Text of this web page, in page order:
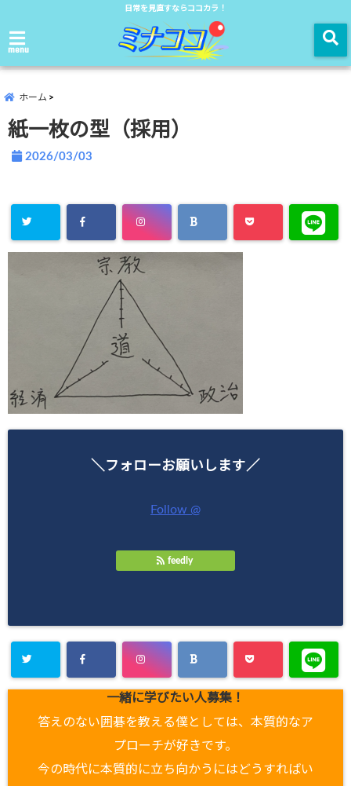
日常を見直すならココカラ！
menu
ホーム
紙一枚の型（採用）
2026/03/03
＼フォローお願いします／
Follow @
feedly
一緒に学びたい人募集！
答えのない囲碁を教える僕としては、本質的なア
プローチが好きです。
今の時代に本質的に立ち向かうにはどうすればい